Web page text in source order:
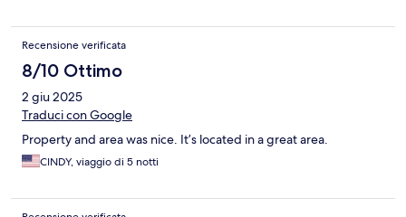
Recensione verificata
8/10 Ottimo
2 giu 2025
Traduci con Google
Property and area was nice. It’s located in a great area.
CINDY, viaggio di 5 notti